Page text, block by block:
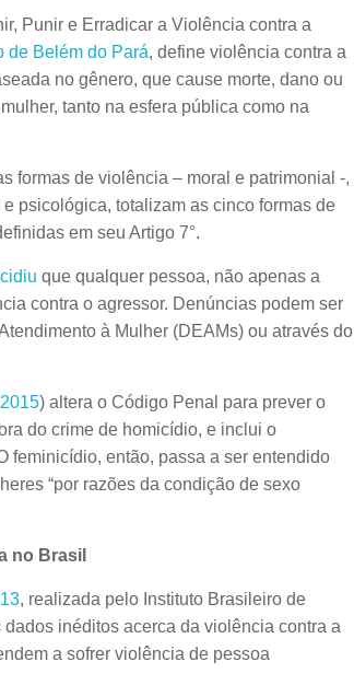
Punir e Erradicar a Violência contra a
de Belém do Pará, define violência contra a
no gênero, que cause morte, dano ou
tanto na esfera pública como na
formas de violência – moral e patrimonial -,
psicológica, totalizam as cinco formas de
em seu Artigo 7°.
que qualquer pessoa, não apenas a
contra o agressor. Denúncias podem ser
à Mulher (DEAMs) ou através do
) altera o Código Penal para prever o
do crime de homicídio, e inclui o
feminicídio, então, passa a ser entendido
“por razões da condição de sexo
no Brasil
, realizada pelo Instituto Brasileiro de
inéditos acerca da violência contra a
a sofrer violência de pessoa